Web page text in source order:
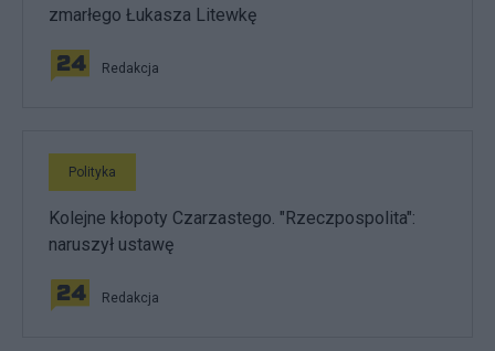
zmarłego Łukasza Litewkę
Redakcja
Polityka
Kolejne kłopoty Czarzastego. "Rzeczpospolita":
naruszył ustawę
Redakcja